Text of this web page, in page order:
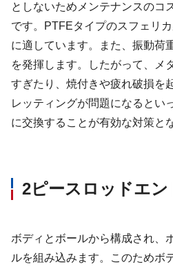
としないためメンテナンスのコ
です。PTFEタイプのスフェリ
に適しています。また、振動荷
を発揮します。したがって、メ
すぎたり、焼付きや疲れ破損を
レッティングが問題になるとい
に交換することが有効な対策と
2ピースロッドエン
ボディとボールから構成され、
ルを組み込みます。このためボ